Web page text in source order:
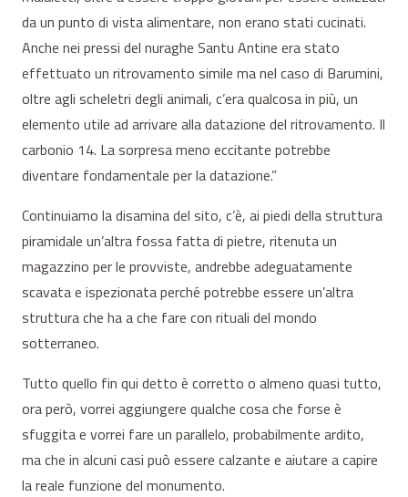
da un punto di vista alimentare, non erano stati cucinati.
Anche nei pressi del nuraghe Santu Antine era stato
effettuato un ritrovamento simile ma nel caso di Barumini,
oltre agli scheletri degli animali, c’era qualcosa in più, un
elemento utile ad arrivare alla datazione del ritrovamento. Il
carbonio 14. La sorpresa meno eccitante potrebbe
diventare fondamentale per la datazione.”
Continuiamo la disamina del sito, c’è, ai piedi della struttura
piramidale un’altra fossa fatta di pietre, ritenuta un
magazzino per le provviste, andrebbe adeguatamente
scavata e ispezionata perché potrebbe essere un’altra
struttura che ha a che fare con rituali del mondo
sotterraneo.
Tutto quello fin qui detto è corretto o almeno quasi tutto,
ora però, vorrei aggiungere qualche cosa che forse è
sfuggita e vorrei fare un parallelo, probabilmente ardito,
ma che in alcuni casi può essere calzante e aiutare a capire
la reale funzione del monumento.